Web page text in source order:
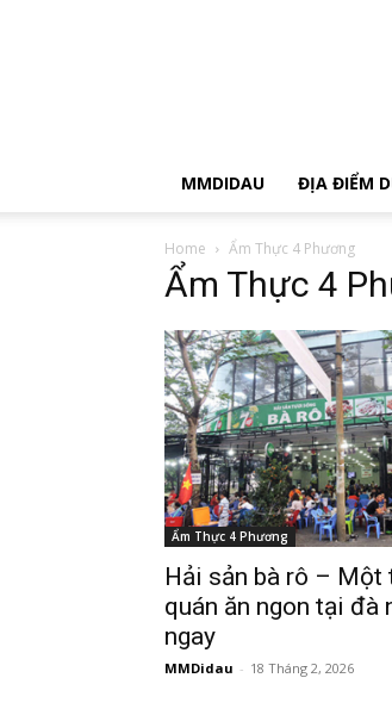
MMDIDAU ĐỊA ĐIỂM
Home Ẩm Thực 4 Phương
Ẩm Thực 4
Ẩm Thực 4 Phương
Hải sản bà rô – Một
quán ăn ngon tại đà
ngay
MMDidau - 18 Tháng 2, 2026